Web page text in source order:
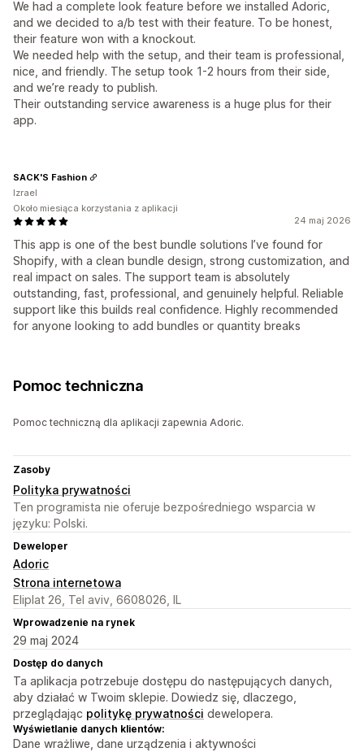
We had a complete look feature before we installed Adoric,
and we decided to a/b test with their feature. To be honest,
their feature won with a knockout.
We needed help with the setup, and their team is professional,
nice, and friendly. The setup took 1-2 hours from their side,
and we’re ready to publish.
Their outstanding service awareness is a huge plus for their
app.
24 maj 2026
This app is one of the best bundle solutions I’ve found for
Shopify, with a clean bundle design, strong customization, and
real impact on sales. The support team is absolutely
outstanding, fast, professional, and genuinely helpful. Reliable
support like this builds real confidence. Highly recommended
for anyone looking to add bundles or quantity breaks
SACK'S Fashion
Izrael
Około miesiąca korzystania z aplikacji
Pomoc techniczna
Pomoc techniczną dla aplikacji zapewnia Adoric.
Zasoby
Polityka prywatności
Ten programista nie oferuje bezpośredniego wsparcia w
języku: Polski.
Deweloper
Adoric
Strona internetowa
Eliplat 26, Tel aviv, 6608026, IL
Wprowadzenie na rynek
29 maj 2024
Dostęp do danych
Ta aplikacja potrzebuje dostępu do następujących danych,
aby działać w Twoim sklepie. Dowiedz się, dlaczego,
przeglądając politykę prywatności dewelopera.
Wyświetlanie danych klientów:
Dane wrażliwe, dane urządzenia i aktywności